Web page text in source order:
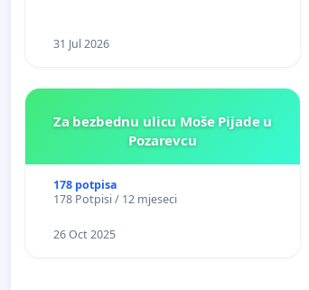
31 Jul 2026
Za bezbednu ulicu Moše Pijade u
Pozarevcu
178 potpisa
178 Potpisi / 12 mjeseci
26 Oct 2025